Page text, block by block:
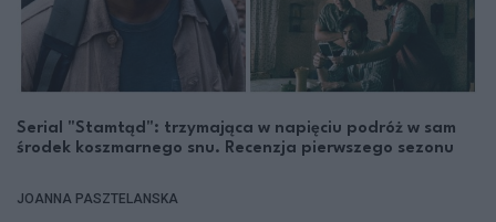
Serial "Stamtąd": trzymająca w napięciu podróż w sam
środek koszmarnego snu. Recenzja pierwszego sezonu
JOANNA PASZTELANSKA